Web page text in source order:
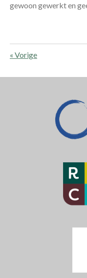
gewoon gewerkt en
« Vorige